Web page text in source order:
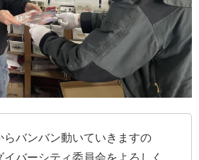
らバンバン動いていきますの
イバーシティ委員会をよろしく